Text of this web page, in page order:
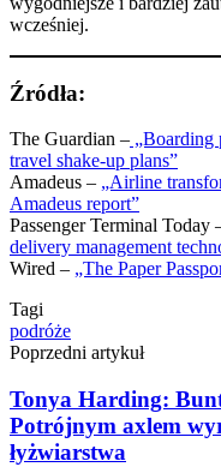
wcześniej.​
Źródła:
The Guardian – „Boarding
travel shake-up plans”
Amadeus – „Airline
Amadeus report”
Passenger Terminal Today
delivery management
Wired – „The Paper
Tagi
podróże
Poprzedni artykuł
Tonya Harding:
Potrójnym axlem
łyżwiarstwa